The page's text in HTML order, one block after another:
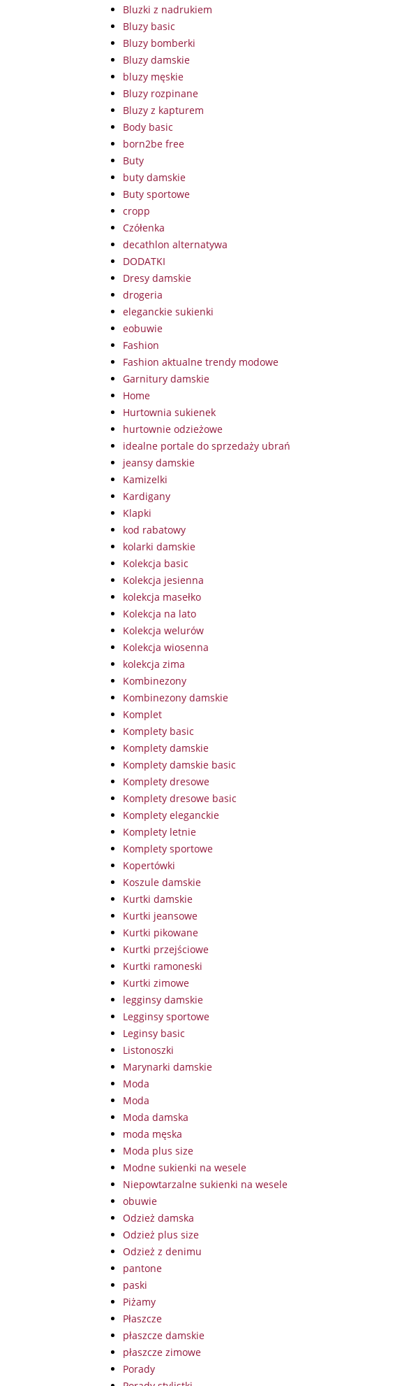
Bluzki z nadrukiem
Bluzy basic
Bluzy bomberki
Bluzy damskie
bluzy męskie
Bluzy rozpinane
Bluzy z kapturem
Body basic
born2be free
Buty
buty damskie
Buty sportowe
cropp
Czółenka
decathlon alternatywa
DODATKI
Dresy damskie
drogeria
eleganckie sukienki
eobuwie
Fashion
Fashion aktualne trendy modowe
Garnitury damskie
Home
Hurtownia sukienek
hurtownie odzieżowe
idealne portale do sprzedaży ubrań
jeansy damskie
Kamizelki
Kardigany
Klapki
kod rabatowy
kolarki damskie
Kolekcja basic
Kolekcja jesienna
kolekcja masełko
Kolekcja na lato
Kolekcja welurów
Kolekcja wiosenna
kolekcja zima
Kombinezony
Kombinezony damskie
Komplet
Komplety basic
Komplety damskie
Komplety damskie basic
Komplety dresowe
Komplety dresowe basic
Komplety eleganckie
Komplety letnie
Komplety sportowe
Kopertówki
Koszule damskie
Kurtki damskie
Kurtki jeansowe
Kurtki pikowane
Kurtki przejściowe
Kurtki ramoneski
Kurtki zimowe
legginsy damskie
Legginsy sportowe
Leginsy basic
Listonoszki
Marynarki damskie
Moda
Moda
Moda damska
moda męska
Moda plus size
Modne sukienki na wesele
Niepowtarzalne sukienki na wesele
obuwie
Odzież damska
Odzież plus size
Odzież z denimu
pantone
paski
Piżamy
Płaszcze
płaszcze damskie
płaszcze zimowe
Porady